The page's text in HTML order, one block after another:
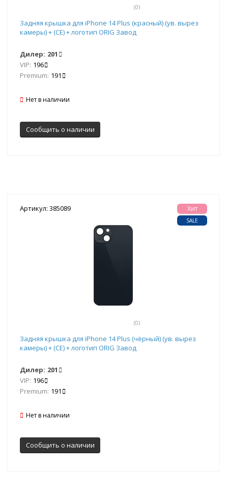
(0)
Задняя крышка для iPhone 14 Plus (красный) (ув. вырез
камеры) + (СЕ) + логотип ORIG Завод
Дилер: 201
VIP: 196
Premium: 191
Нет в наличии
Сообщить о наличии
Артикул: 385089
(0)
Хит
SALE
Задняя крышка для iPhone 14 Plus (чёрный) (ув. вырез
камеры) + (СЕ) + логотип ORIG Завод
Дилер: 201
VIP: 196
Premium: 191
Нет в наличии
Сообщить о наличии